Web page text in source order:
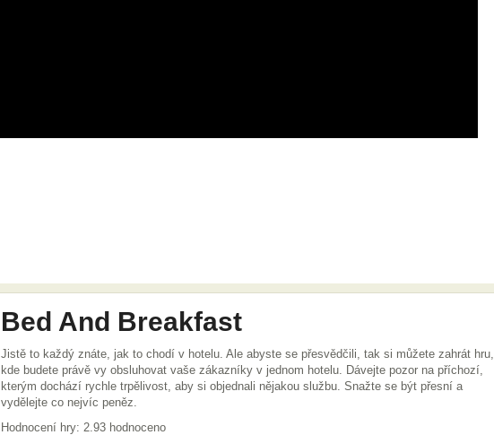
Bed And Breakfast
Jistě to každý znáte, jak to chodí v hotelu. Ale abyste se přesvědčili, tak si můžete zahrát hru,
kde budete právě vy obsluhovat vaše zákazníky v jednom hotelu. Dávejte pozor na příchozí,
kterým dochází rychle trpělivost, aby si objednali nějakou službu. Snažte se být přesní a
vydělejte co nejvíc peněz.
Hodnocení hry: 2.93 hodnoceno